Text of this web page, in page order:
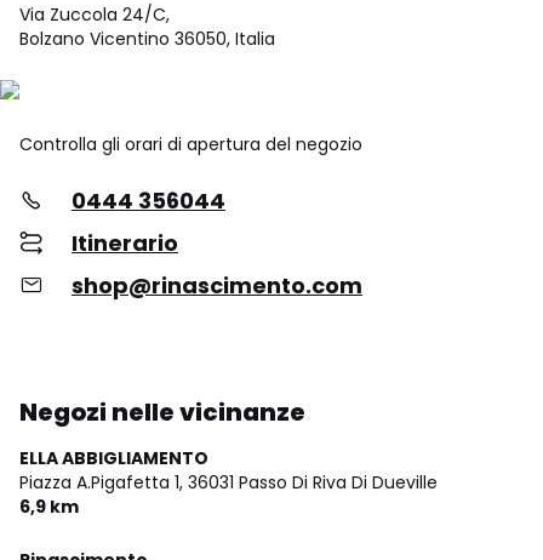
Via Zuccola 24/C,
Bolzano Vicentino 36050, Italia
Controlla gli orari di apertura del negozio
0444 356044
Itinerario
shop@rinascimento.com
Negozi nelle vicinanze
ELLA ABBIGLIAMENTO
Piazza A.Pigafetta 1, 36031 Passo Di Riva Di Dueville
6,9 km